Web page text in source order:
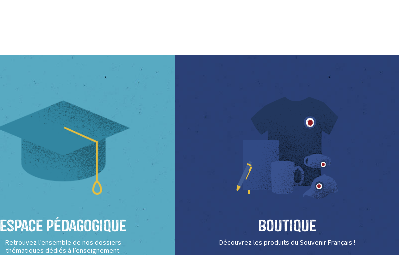
Espace Pédagogique
Retrouvez l’ensemble de nos dossiers
thématiques dédiés à l’enseignement.
Boutique
Découvrez les produits du Souvenir Français !